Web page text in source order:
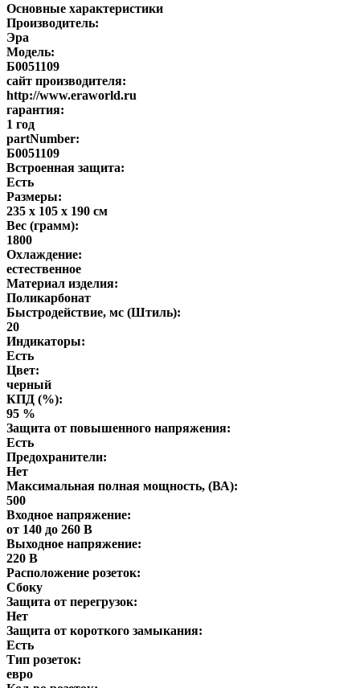
Основные характеристики
Производитель:
Эра
Модель:
Б0051109
сайт производителя:
http://www.eraworld.ru
гарантия:
1 год
partNumber:
Б0051109
Встроенная защита:
Есть
Размеры:
235 х 105 х 190 см
Вес (грамм):
1800
Охлаждение:
естественное
Материал изделия:
Поликарбонат
Быстродействие, мс (Штиль):
20
Индикаторы:
Есть
Цвет:
черный
КПД (%):
95 %
Защита от повышенного напряжения:
Есть
Предохранители:
Нет
Максимальная полная мощность, (ВА):
500
Входное напряжение:
от 140 до 260 В
Выходное напряжение:
220 В
Расположение розеток:
Сбоку
Защита от перегрузок:
Нет
Защита от короткого замыкания:
Есть
Тип розеток:
евро